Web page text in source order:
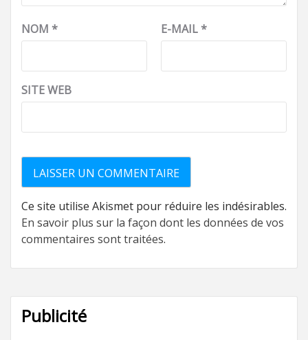
NOM * E-MAIL*
SITE WEB
Ce site utilise Akismet pour réduire les indésirables.
En savoir plus sur la façon dont les données de vos
commentaires sont traitées.
Publicité